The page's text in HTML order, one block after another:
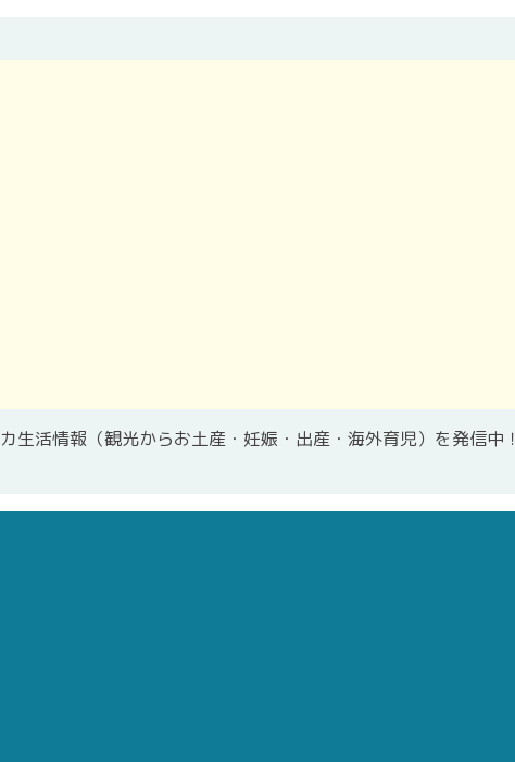
生活情報（観光からお土産・妊娠・出産・海外育児）を発信中！